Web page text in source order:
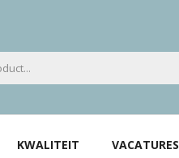
KWALITEIT VACATURES